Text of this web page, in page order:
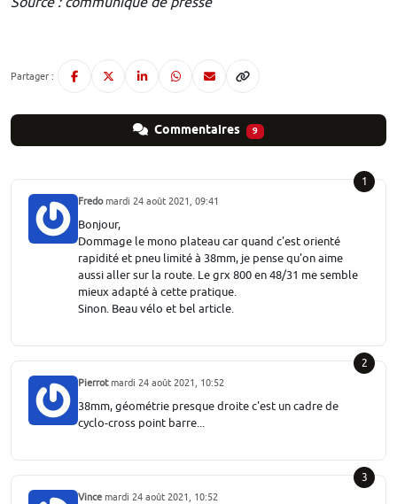
Partager :
Commentaires 9
1
Fredomardi 24 août 2021, 09:41
Bonjour,
Dommage le mono plateau car quand c'est orienté
rapidité et pneu limité à 38mm, je pense qu'on aime
aussi aller sur la route. Le grx 800 en 48/31 me semble
mieux adapté à cette pratique.
Sinon. Beau vélo et bel article.
2
Pierrotmardi 24 août 2021, 10:52
38mm, géométrie presque droite c'est un cadre de
cyclo-cross point barre...
3
Vince mardi 24 août 2021, 10:52